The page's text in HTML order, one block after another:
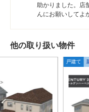
助かりました。店
んにお願いしてよ
他の取り扱い物件
戸建て